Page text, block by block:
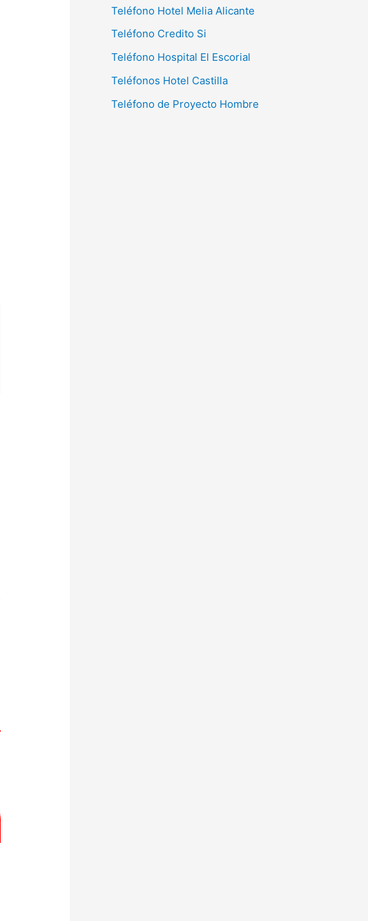
Teléfono Hotel Melia Alicante
Teléfono Credito Si
Teléfono Hospital El Escorial
Teléfonos Hotel Castilla
Teléfono de Proyecto Hombre